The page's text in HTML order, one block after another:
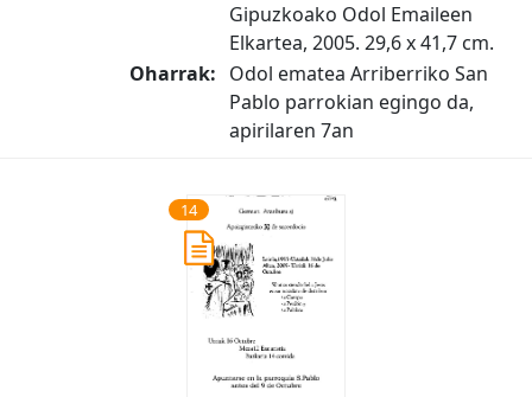
Gipuzkoako Odol Emaileen
Elkartea, 2005. 29,6 x 41,7 cm.
Oharrak: Odol ematea Arriberriko San
Pablo parrokian egingo da,
apirilaren 7an
14